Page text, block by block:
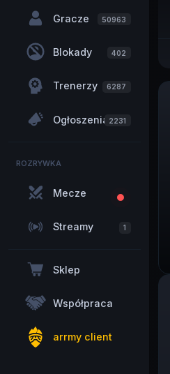
Gracze 50963
Blokady 402
Trenerzy 6287
Ogłoszenia 2231
ROZRYWKA
Mecze
Streamy 1
Sklep
Współpraca
arrmy client
408 dni temu
START LIGI